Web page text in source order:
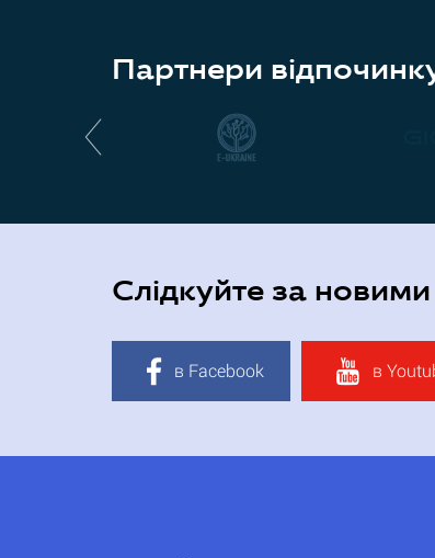
Партнери
Слідкуйте за
в Facebook в